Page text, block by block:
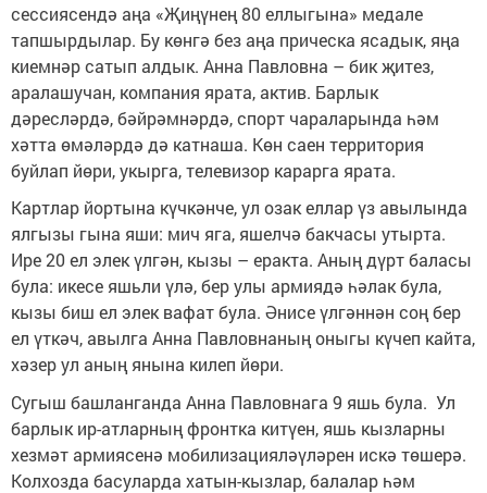
сессиясендә аңа «Җиңүнең 80 еллыгына» медале
тапшырдылар. Бу көнгә без аңа прическа ясадык, яңа
киемнәр сатып алдык. Анна Павловна – бик җитез,
аралашучан, компания ярата, актив. Барлык
дәресләрдә, бәйрәмнәрдә, спорт чараларында һәм
хәтта өмәләрдә дә катнаша. Көн саен территория
буйлап йөри, укырга, телевизор карарга ярата.
Картлар йортына күчкәнче, ул озак еллар үз авылында
ялгызы гына яши: мич яга, яшелчә бакчасы утырта.
Ире 20 ел элек үлгән, кызы – еракта. Аның дүрт баласы
була: икесе яшьли үлә, бер улы армиядә һәлак була,
кызы биш ел элек вафат була. Әнисе үлгәннән соң бер
ел үткәч, авылга Анна Павловнаның оныгы күчеп кайта,
хәзер ул аның янына килеп йөри.
Сугыш башланганда Анна Павловнага 9 яшь була. Ул
барлык ир-атларның фронтка китүен, яшь кызларны
хезмәт армиясенә мобилизацияләүләрен искә төшерә.
Колхозда басуларда хатын-кызлар, балалар һәм